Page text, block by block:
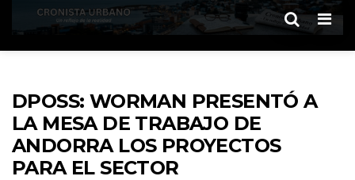
DPOSS: WORMAN PRESENTÓ A
LA MESA DE TRABAJO DE
ANDORRA LOS PROYECTOS
PARA EL SECTOR